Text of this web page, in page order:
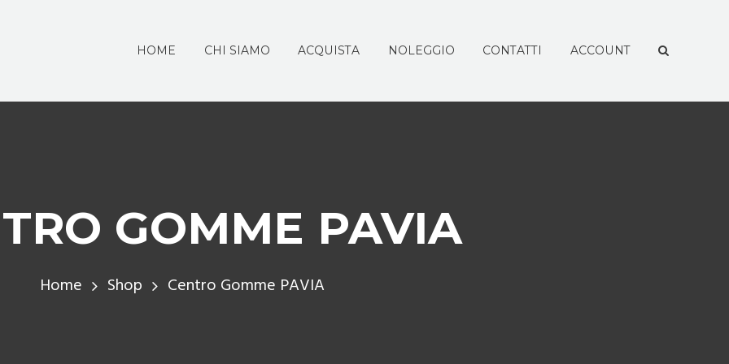
HOME CHI SIAMO ACQUISTA NOLEGGIO CONTATTI ACCOUNT
GOMME PAVIA
Home Shop Centro Gomme PAVIA